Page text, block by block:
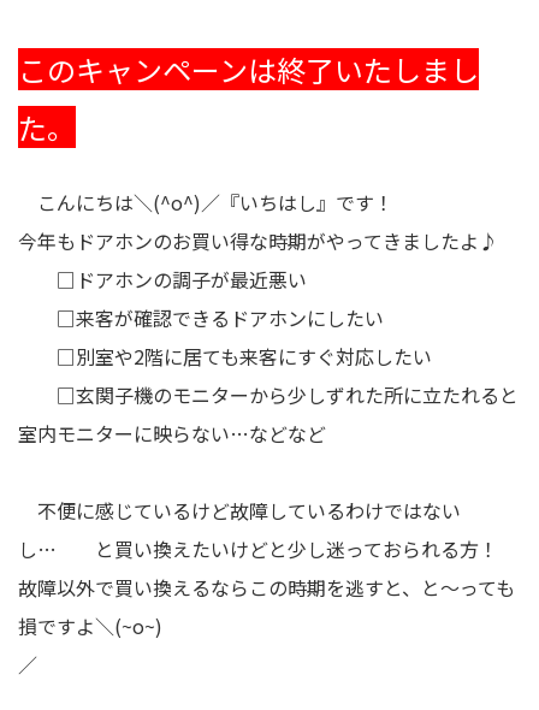
このキャンペーンは終了いたしまし
た。
こんにちは＼(^o^)／『いちはし』です！
今年もドアホンのお買い得な時期がやってきましたよ♪
□ドアホンの調子が最近悪い
□来客が確認できるドアホンにしたい
□別室や2階に居ても来客にすぐ対応したい
□玄関子機のモニターから少しずれた所に立たれると
室内モニターに映らない…などなど
不便に感じているけど故障しているわけではない
し… と買い換えたいけどと少し迷っておられる方！
故障以外で買い換えるならこの時期を逃すと、と～っても
損ですよ＼(~o~)
／